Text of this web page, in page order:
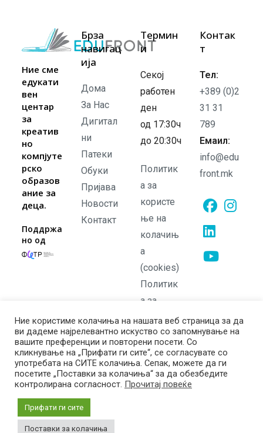
Ние сме
едукати
вен
центар
за
креатив
но
компјуте
рско
образов
ание за
деца.
Поддржа
но од
Брза
навигац
ија
Дома
За Нас
Дигитал
ни
Патеки
Обуки
Пријава
Новости
Контакт
Термин
и
Секој
работен
ден
од 17:30ч
до 20:30ч
Политик
а за
користе
ње на
колачињ
а
(cookies)
Политик
а за
приватно
ст
Политик
а на
враќање
Контак
т
Тел:
+389 (0)2
31 31
789
Емаил:
info@edu
front.mk
Opens
in
aOpens
new
tab
Ние користиме колачиња на нашата веб страница за да
ви дадеме најрелевантно искуство со запомнување на
вашите преференции и повторени посети. Со
кликнување на „Прифати ги сите“, се согласувате со
употребата на СИТЕ колачиња. Сепак, можете да ги
посетите „Поставки за колачиња“ за да обезбедите
контролирана согласност. Прочитај повеќе
Прифати ги сите
Поставки за колачиња